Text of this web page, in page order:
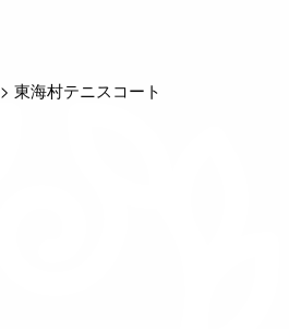
>東海村テニスコート